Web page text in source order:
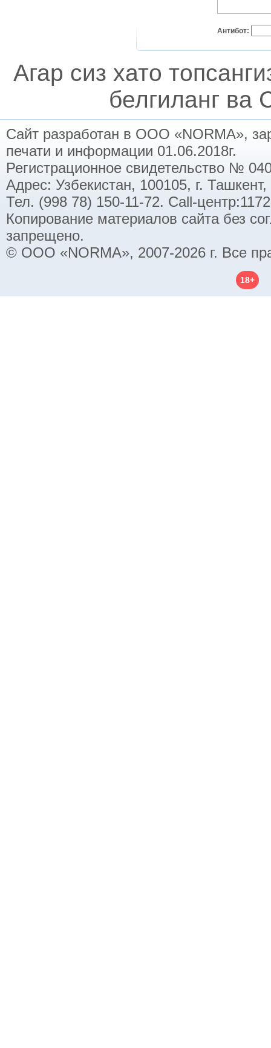
Антибот:
Агар сиз хато
белгиланг ва
Сайт разработан в ООО «NORMA»,
печати и информации 01.06.2018г.
Регистрационное свидетельство №
Адрес: Узбекистан, 100105, г.
Тел. (998 78) 150-11-72. Call-
Копирование материалов сайта без
запрещено.
© ООО «NORMA», 2007-2026 г. Все
18+